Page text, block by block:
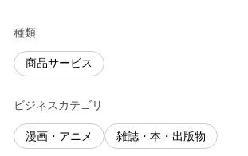
種類
商品サービス
ビジネスカテゴリ
漫画・アニメ 雑誌・本・出版物